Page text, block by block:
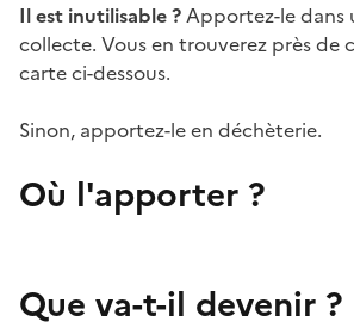
Il est inutilisable ?Apportez-le dans
collecte. Vous en trouverez près de
carte ci-dessous.
Sinon, apportez-le en déchèterie.
Où l'apporter ?
Que va-t-il devenir ?